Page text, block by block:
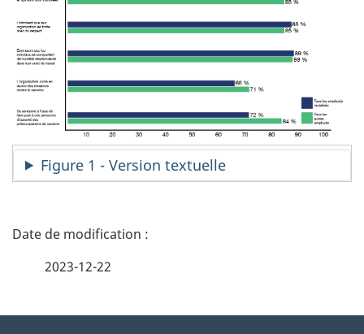
Figure 1 - Version textuelle
D
2023-12-22